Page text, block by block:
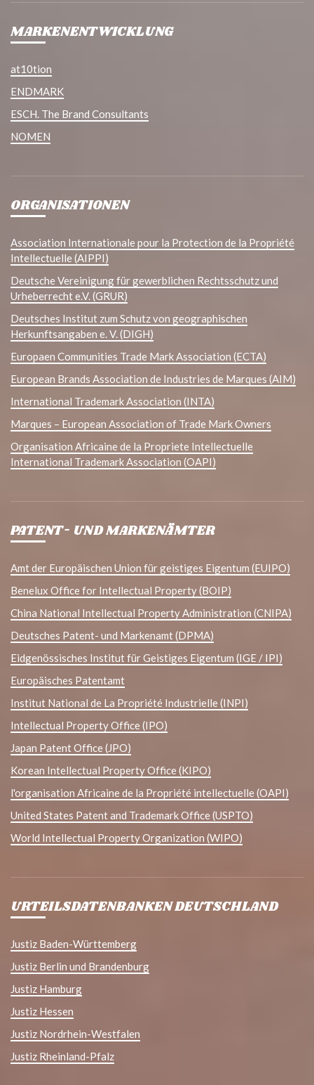
MARKENENTWICKLUNG
at10tion
ENDMARK
ESCH. The Brand Consultants
NOMEN
ORGANISATIONEN
Association Internationale pour la Protection de la Propriété
Intellectuelle (AIPPI)
Deutsche Vereinigung für gewerblichen Rechtsschutz und
Urheberrecht e.V. (GRUR)
Deutsches Institut zum Schutz von geographischen
Herkunftsangaben e. V. (DIGH)
Europaen Communities Trade Mark Association (ECTA)
European Brands Association de Industries de Marques (AIM)
International Trademark Association (INTA)
Marques – European Association of Trade Mark Owners
Organisation Africaine de la Propriete Intellectuelle
International Trademark Association (OAPI)
PATENT- UND MARKENÄMTER
Amt der Europäischen Union für geistiges Eigentum (EUIPO)
Benelux Office for Intellectual Property (BOIP)
China National Intellectual Property Administration (CNIPA)
Deutsches Patent- und Markenamt (DPMA)
Eidgenössisches Institut für Geistiges Eigentum (IGE / IPI)
Europäisches Patentamt
Institut National de La Propriété Industrielle (INPI)
Intellectual Property Office (IPO)
Japan Patent Office (JPO)
Korean Intellectual Property Office (KIPO)
l'organisation Africaine de la Propriété intellectuelle (OAPI)
United States Patent and Trademark Office (USPTO)
World Intellectual Property Organization (WIPO)
URTEILSDATENBANKEN DEUTSCHLAND
Justiz Baden-Württemberg
Justiz Berlin und Brandenburg
Justiz Hamburg
Justiz Hessen
Justiz Nordrhein-Westfalen
Justiz Rheinland-Pfalz